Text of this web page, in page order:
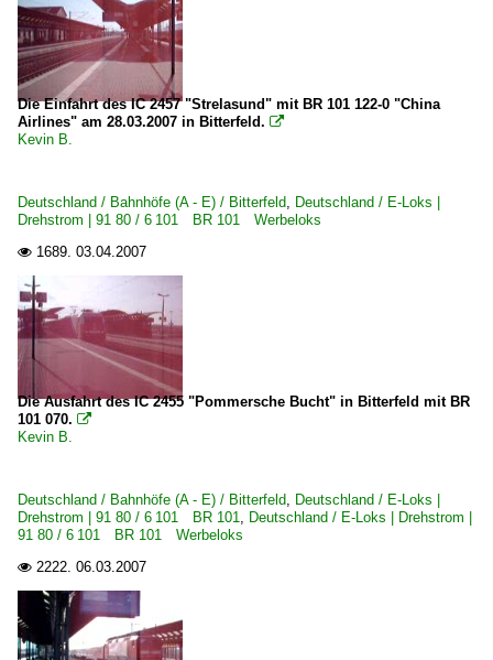
Die Einfahrt des IC 2457 "Strelasund" mit BR 101 122-0 "China
Airlines" am 28.03.2007 in Bitterfeld. 
Kevin B.
Deutschland / Bahnhöfe (A - E) / Bitterfeld, Deutschland / E-Loks |
Drehstrom | 91 80 / 6 101 BR 101 Werbeloks
 1689. 03.04.2007
Die Ausfahrt des IC 2455 "Pommersche Bucht" in Bitterfeld mit BR
101 070. 
Kevin B.
Deutschland / Bahnhöfe (A - E) / Bitterfeld, Deutschland / E-Loks |
Drehstrom | 91 80 / 6 101 BR 101, Deutschland / E-Loks | Drehstrom |
91 80 / 6 101 BR 101 Werbeloks
 2222. 06.03.2007